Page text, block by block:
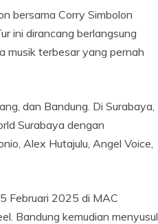
bersama Corry Simbolon
ini dirancang berlangsung
musik terbesar yang pernah
dan Bandung. Di Surabaya,
Surabaya dengan
Alex Hutajulu, Angel Voice,
Februari 2025 di MAC
Bandung kemudian menyusul